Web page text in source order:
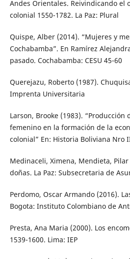
Andes Orientales. Reivindicando el
colonial 1550-1782. La Paz: Plural
Quispe, Alber (2014). “Mujeres y
Cochabamba”. En Ramírez
pasado. Cochabamba: CESU 45-60
Querejazu, Roberto (1987).
Imprenta Universitaria
Larson, Brooke (1983). “Producción
femenino en la formación de la
colonial” En: Historia Boliviana Nro
Medinaceli, Ximena, Mendieta,
doñas. La Paz: Subsecretaria de
Perdomo, Oscar Armando (2016).
Bogota: Instituto Colombiano de
Presta, Ana Maria (2000). Los
1539-1600. Lima: IEP